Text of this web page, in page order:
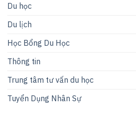
Du học
Du lịch
Học Bổng Du Học
Thông tin
Trung tâm tư vấn du học
Tuyển Dụng Nhân Sự